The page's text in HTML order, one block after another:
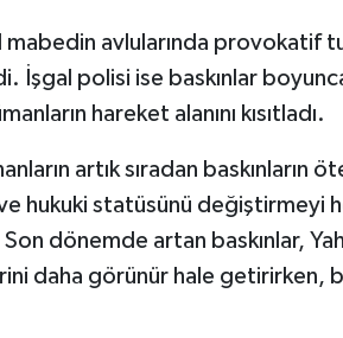
mabedin avlularında provokatif
İşgal polisi ise baskınlar
hareket alanını kısıtladı.
artık sıradan baskınların
hukuki statüsünü değiştirmeyi
Son dönemde artan baskınlar,
daha görünür hale getirirken,